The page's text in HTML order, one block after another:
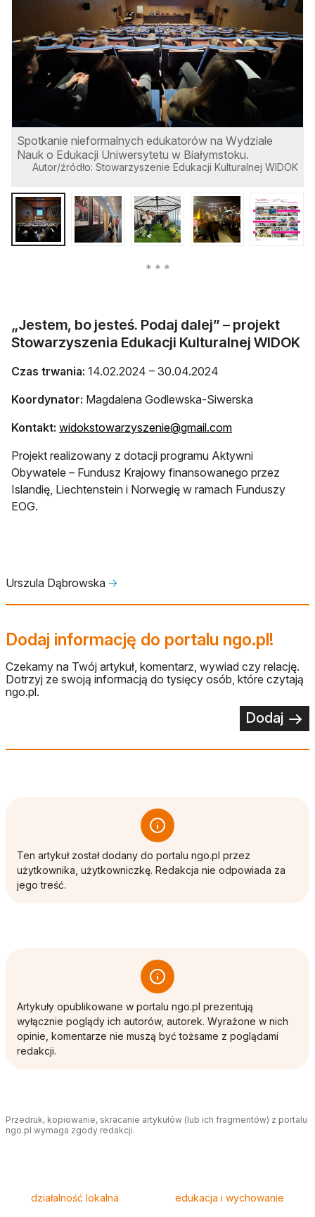
Spotkanie nieformalnych edukatorów na Wydziale
Nauk o Edukacji Uniwersytetu w Białymstoku.
Autor/źródło: Stowarzyszenie Edukacji Kulturalnej WIDOK
„Jestem, bo jesteś. Podaj dalej” – projekt
Stowarzyszenia Edukacji Kulturalnej WIDOK
Czas trwania: 14.02.2024 – 30.04.2024
Koordynator: Magdalena Godlewska-Siwerska
Kontakt: widokstowarzyszenie@gmail.comotwiera się w
Projekt realizowany z dotacji programu Aktywni
Obywatele – Fundusz Krajowy finansowanego przez
Islandię, Liechtenstein i Norwegię w ramach Funduszy
EOG.
Urszula Dąbrowska 🡢
Dodaj informację do portalu ngo.pl!
Czekamy na Twój artykuł, komentarz, wywiad czy relację.
Dotrzyj ze swoją informacją do tysięcy osób, które czytają
ngo.pl.
Dodaj
Ten artykuł został dodany do portalu ngo.pl przez
użytkownika, użytkowniczkę. Redakcja nie odpowiada za
jego treść.
Artykuły opublikowane w portalu ngo.pl prezentują
wyłącznie poglądy ich autorów, autorek. Wyrażone w nich
opinie, komentarze nie muszą być tożsame z poglądami
redakcji.
Przedruk, kopiowanie, skracanie artykułów (lub ich fragmentów) z portalu
ngo.pl wymaga zgody redakcji.
działalność lokalna edukacja i wychowanie